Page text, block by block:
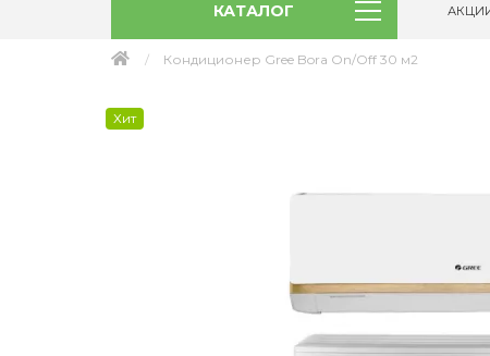
КАТАЛОГ
Кондиционер Gree Bora On/Off 30 м2
Хит